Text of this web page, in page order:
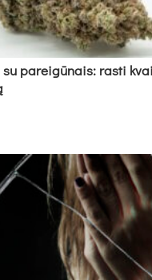
pa­rei­gū­nais: ras­ti